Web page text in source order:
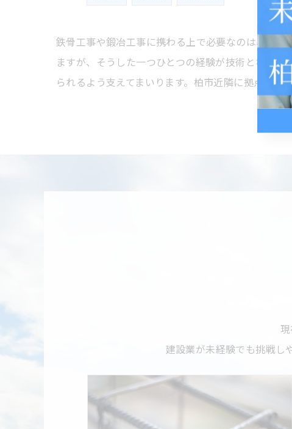
鉄骨工事や鍛冶工事に携わる上で必要なのは、日
ますが、そうした一つひとつの経験が技術となり
られるよう支えてまいります。柏市近隣に拠点を構
建設業が未経験でも挑戦し